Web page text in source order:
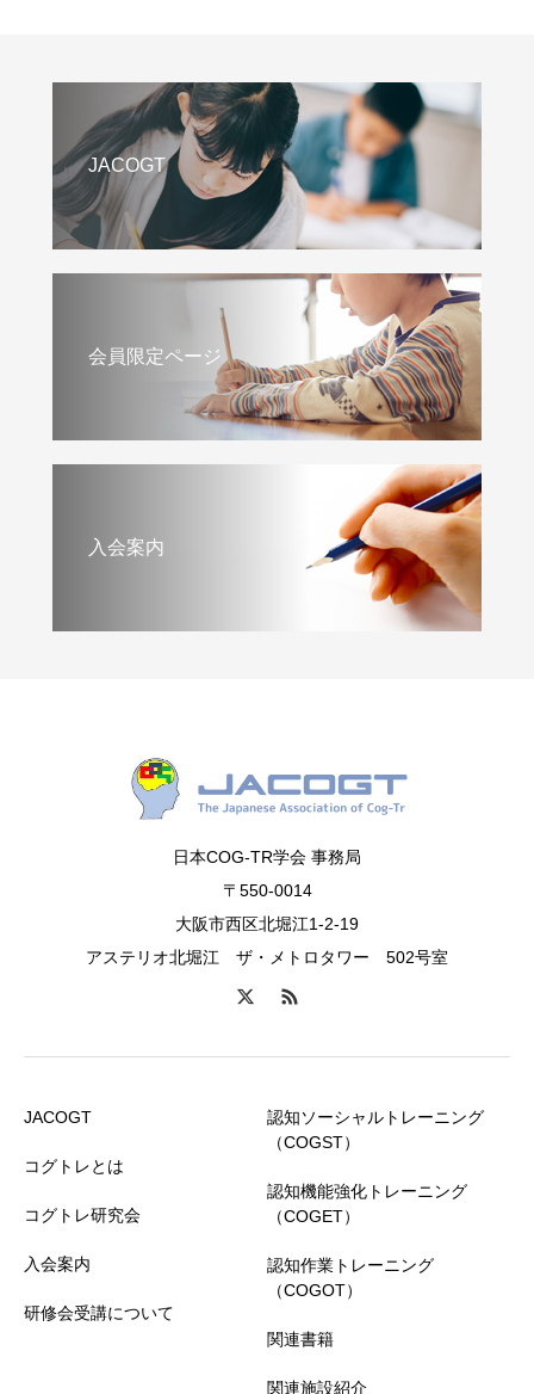
JACOGT
会員限定ページ
入会案内
日本COG-TR学会 事務局
〒550-0014
大阪市西区北堀江1-2-19
アステリオ北堀江 ザ・メトロタワー 502号室
JACOGT
コグトレとは
コグトレ研究会
入会案内
研修会受講について
認知ソーシャルトレーニング
（COGST）
認知機能強化トレーニング
（COGET）
認知作業トレーニング
（COGOT）
関連書籍
関連施設紹介